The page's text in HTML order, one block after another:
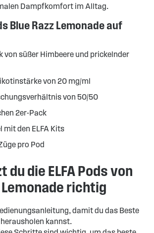
Dampfkomfort im Alltag.
Blue Razz Lemonade auf
von süßer Himbeere und prickelnder
von 20 mg/ml
von 50/50
2er-Pack
mit den ELFA Kits
pro Pod
du die ELFA Pods von
Lemonade richtig
damit du das Beste
kannst.